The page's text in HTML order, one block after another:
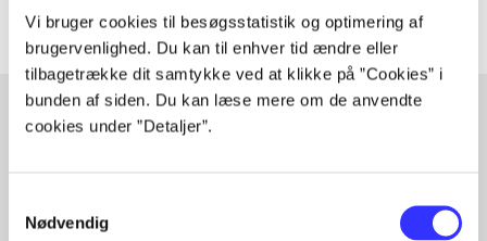
Vi bruger cookies til besøgsstatistik og optimering af
brugervenlighed. Du kan til enhver tid ændre eller
tilbagetrække dit samtykke ved at klikke på ”Cookies” i
bunden af siden. Du kan læse mere om de anvendte
cookies under ”Detaljer”.
Nødvendig